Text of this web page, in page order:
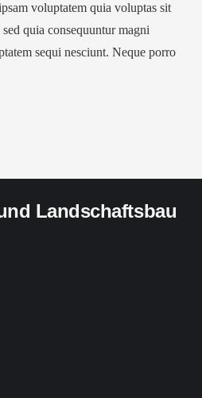
voluptatem quia voluptas sit
quia consequuntur magni
sequi nesciunt. Neque porro
Landschaftsbau